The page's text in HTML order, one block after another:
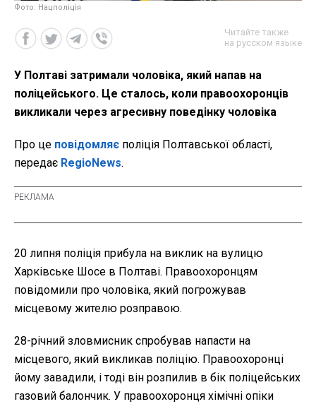
Фото: Нацполіція
Читайте также
на русском языке
У Полтаві затримали чоловіка, який напав на
поліцейського. Це сталось, коли правоохоронців
викликали через агресивну поведінку чоловіка
Про це повідомляє поліція Полтавської області,
передає RegioNews.
20 липня поліція прибула на виклик на вулицю
Харківське Шосе в Полтаві. Правоохоронцям
повідомили про чоловіка, який погрожував
місцевому жителю розправою.
28-річний зловмисник спробував напасти на
місцевого, який викликав поліцію. Правоохоронці
йому завадили, і тоді він розпилив в бік поліцейських
газовий балончик. У правоохоронця хімічні опіки